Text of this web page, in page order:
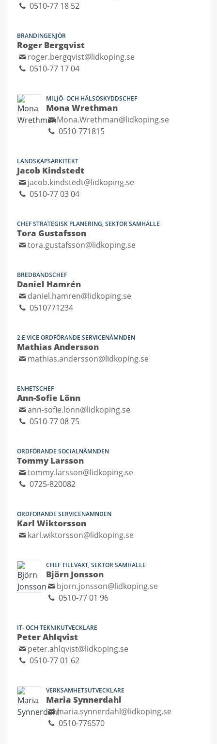
0510-77 18 52
BRANDINGENJÖR
Roger Bergqvist
roger.bergqvist@lidkoping.se
0510-77 17 04
MILJÖ- OCH HÄLSOSKYDDSCHEF
Mona Wrethman
Mona.Wrethman@lidkoping.se
0510-771815
LANDSKAPSARKITEKT
Jacob Kindstedt
jacob.kindstedt@lidkoping.se
0510-77 03 04
CHEF STRATEGISK PLANERING, SEKTOR SAMHÄLLE
Tora Gustafsson
tora.gustafsson@lidkoping.se
BREDBANDSCHEF
Daniel Hamrén
daniel.hamren@lidkoping.se
0510771234
2:E VICE ORDFÖRANDE SERVICENÄMNDEN
Mathias Andersson
mathias.andersson@lidkoping.se
ENHETSCHEF
Ann-Sofie Lönn
ann-sofie.lonn@lidkoping.se
0510-77 08 75
ORDFÖRANDE SOCIALNÄMNDEN
Tommy Larsson
tommy.larsson@lidkoping.se
0725-820082
ORDFÖRANDE SERVICENÄMNDEN
Karl Wiktorsson
karl.wiktorsson@lidkoping.se
CHEF TILLVÄXT, SEKTOR SAMHÄLLE
Björn Jonsson
bjorn.jonsson@lidkoping.se
0510-77 01 96
IT- OCH TEKNIKUTVECKLARE
Peter Ahlqvist
peter.ahlqvist@lidkoping.se
0510-77 01 62
VERKSAMHETSUTVECKLARE
Maria Synnerdahl
maria.synnerdahl@lidkoping.se
0510-776570